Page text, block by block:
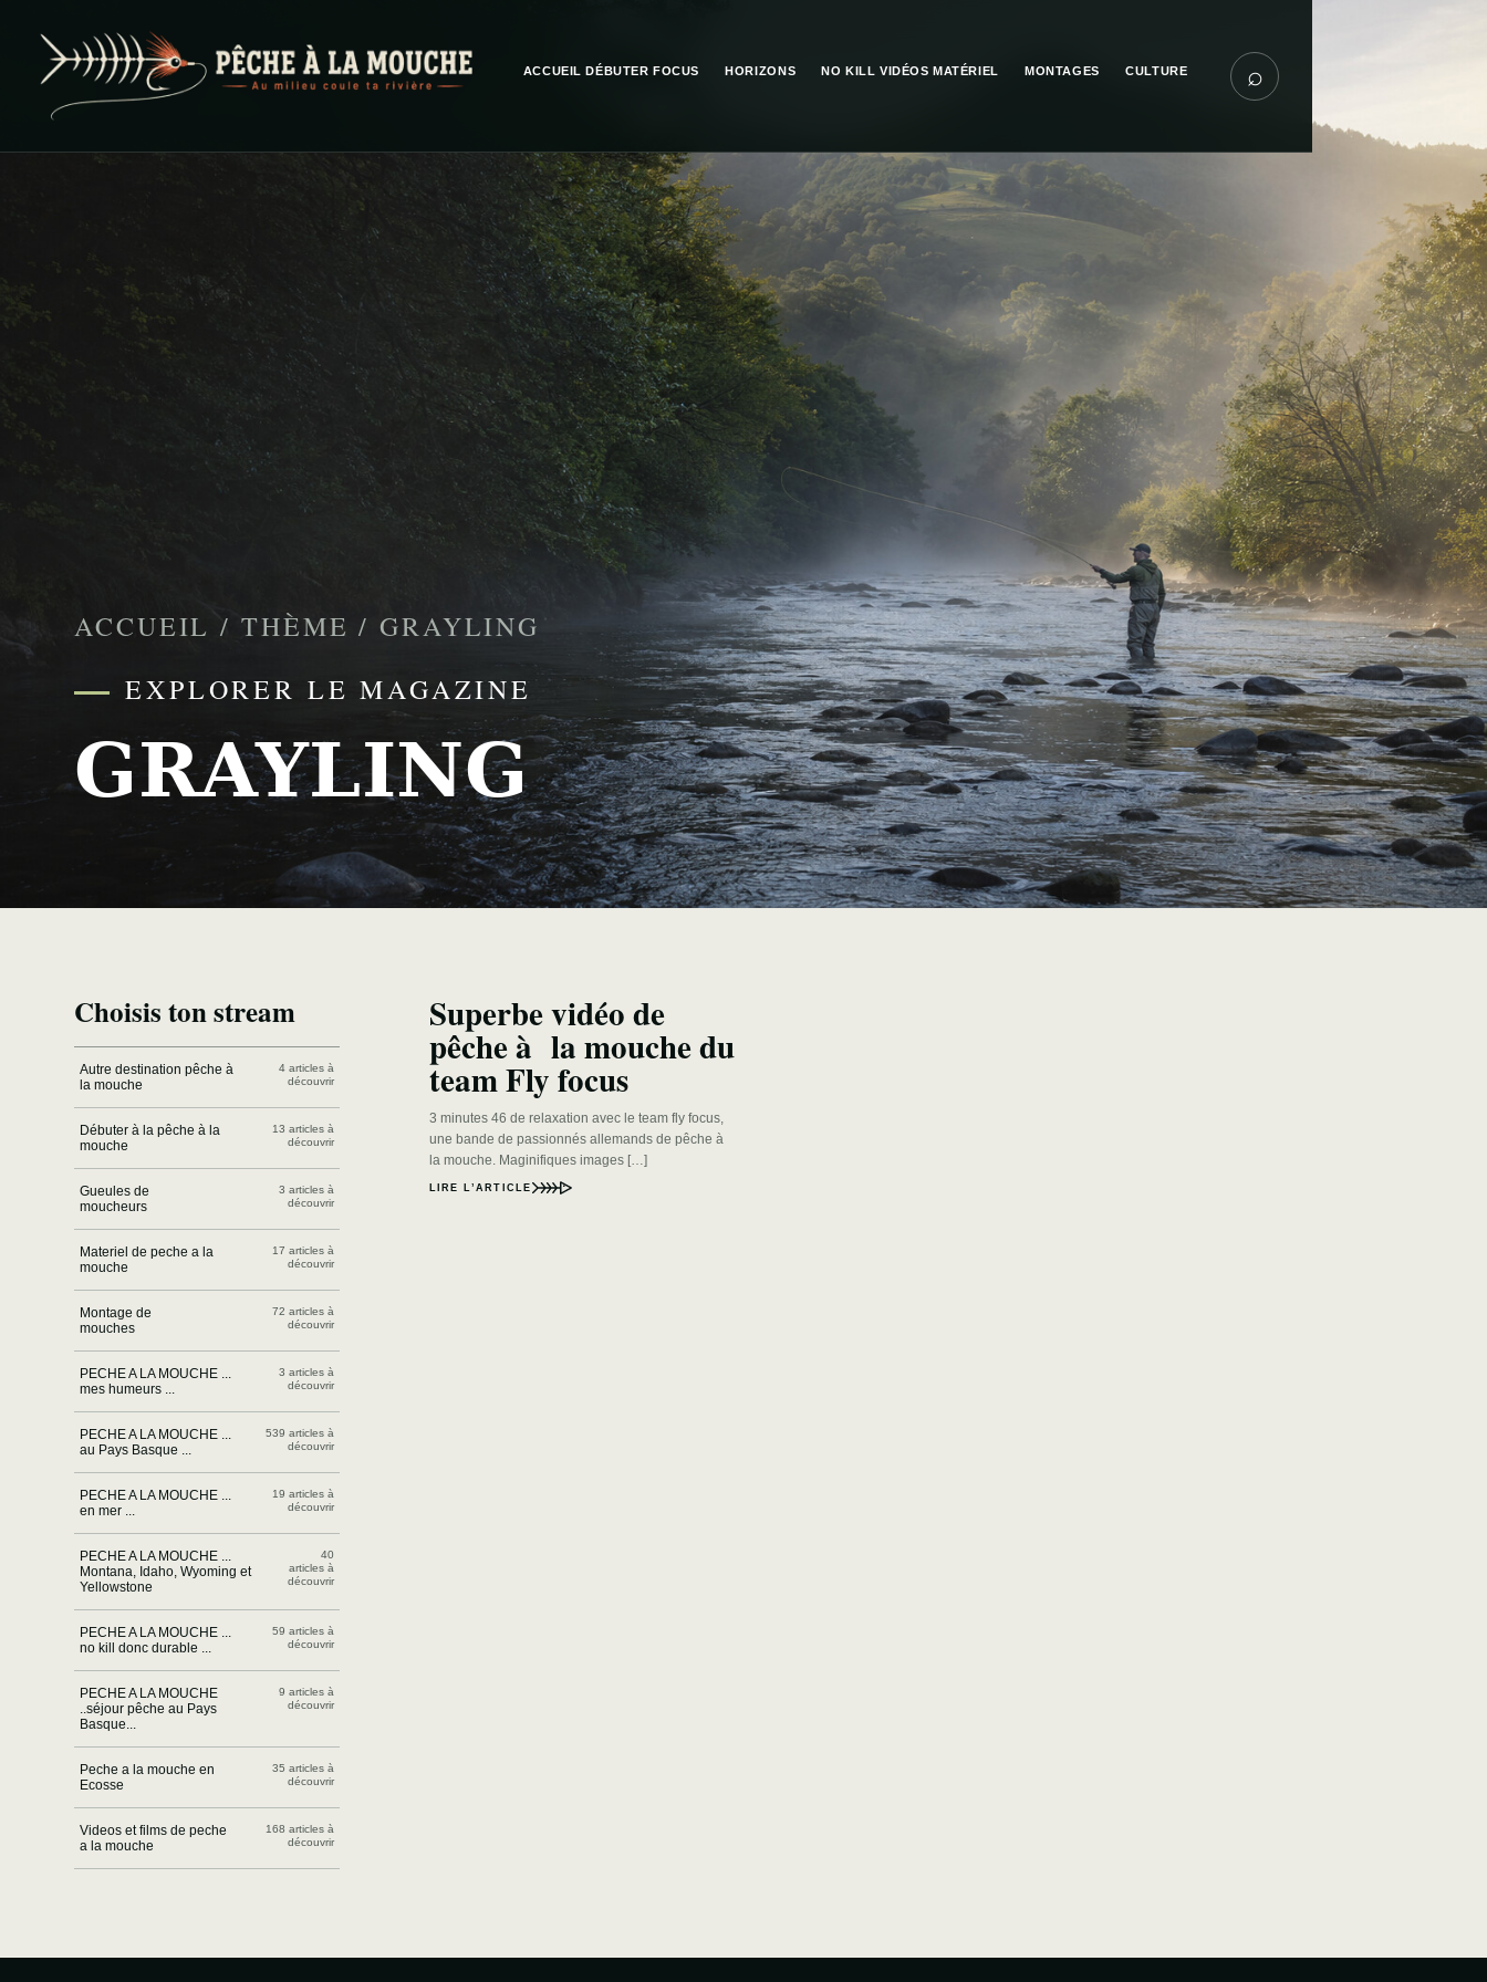
PECHE A LA MOUCHE
ACCUEIL DÉBUTER FOCUS HORIZONS NO KILL VIDÉOS MATÉRIEL MONTAGES CULTURE ⌕
ACCUEIL / THÈME /GRAYLING
EXPLORER LE MAGAZINE
GRAYLING
Choisis ton stream
Autre destination pêche à
la mouche
4 articles à
découvrir
Débuter à la pêche à la
mouche
13 articles à
découvrir
Gueules de
moucheurs
3 articles à
découvrir
Materiel de peche a la
mouche
17 articles à
découvrir
Montage de
mouches
72 articles à
découvrir
PECHE A LA MOUCHE ...
mes humeurs ...
3 articles à
découvrir
PECHE A LA MOUCHE ...
au Pays Basque ...
539 articles à
découvrir
PECHE A LA MOUCHE ...
en mer ...
19 articles à
découvrir
PECHE A LA MOUCHE ...
Montana, Idaho, Wyoming et
Yellowstone
40
articles à
découvrir
PECHE A LA MOUCHE ...
no kill donc durable ...
59 articles à
découvrir
PECHE A LA MOUCHE
..séjour pêche au Pays
Basque...
9 articles à
découvrir
Peche a la mouche en
Ecosse
35 articles à
découvrir
Videos et films de peche
a la mouche
168 articles à
découvrir
Superbe vidéo de
pêche à la mouche du
team Fly focus
3 minutes 46 de relaxation avec le team fly focus,
une bande de passionnés allemands de pêche à
la mouche. Maginifiques images […]
LIRE L’ARTICLE